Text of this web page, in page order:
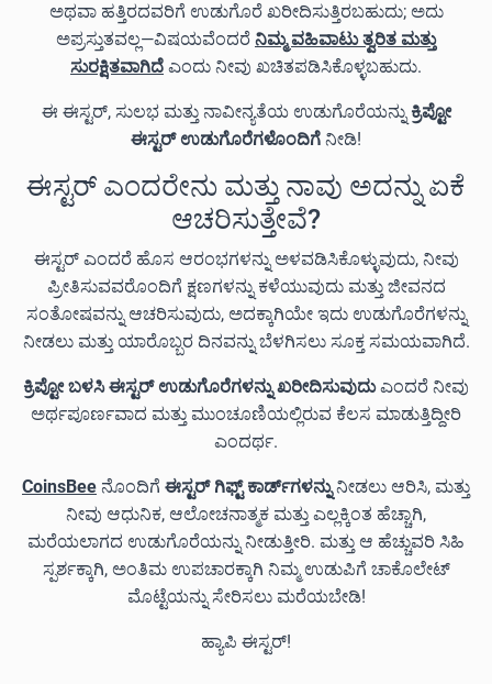
ಅಥವಾ ಹತ್ತಿರದವರಿಗೆ ಉಡುಗೊರೆ ಖರೀದಿಸುತ್ತಿರಬಹುದು; ಅದು
ಅಪ್ರಸ್ತುತವಲ್ಲ—ವಿಷಯವೆಂದರೆ ನಿಮ್ಮ ವಹಿವಾಟು ತ್ವರಿತ ಮತ್ತು
ಸುರಕ್ಷಿತವಾಗಿದೆ ಎಂದು ನೀವು ಖಚಿತಪಡಿಸಿಕೊಳ್ಳಬಹುದು.
ಈ ಈಸ್ಟರ್, ಸುಲಭ ಮತ್ತು ನಾವೀನ್ಯತೆಯ ಉಡುಗೊರೆಯನ್ನು ಕ್ರಿಪ್ಟೋ
ಈಸ್ಟರ್ ಉಡುಗೊರೆಗಳೊಂದಿಗೆ ನೀಡಿ!
ಈಸ್ಟರ್ ಎಂದರೇನು ಮತ್ತು ನಾವು ಅದನ್ನು ಏಕೆ
ಆಚರಿಸುತ್ತೇವೆ?
ಈಸ್ಟರ್ ಎಂದರೆ ಹೊಸ ಆರಂಭಗಳನ್ನು ಅಳವಡಿಸಿಕೊಳ್ಳುವುದು, ನೀವು
ಪ್ರೀತಿಸುವವರೊಂದಿಗೆ ಕ್ಷಣಗಳನ್ನು ಕಳೆಯುವುದು ಮತ್ತು ಜೀವನದ
ಸಂತೋಷವನ್ನು ಆಚರಿಸುವುದು, ಅದಕ್ಕಾಗಿಯೇ ಇದು ಉಡುಗೊರೆಗಳನ್ನು
ನೀಡಲು ಮತ್ತು ಯಾರೊಬ್ಬರ ದಿನವನ್ನು ಬೆಳಗಿಸಲು ಸೂಕ್ತ ಸಮಯವಾಗಿದೆ.
ಕ್ರಿಪ್ಟೋ ಬಳಸಿ ಈಸ್ಟರ್ ಉಡುಗೊರೆಗಳನ್ನು ಖರೀದಿಸುವುದುಎಂದರೆ ನೀವು
ಅರ್ಥಪೂರ್ಣವಾದ ಮತ್ತು ಮುಂಚೂಣಿಯಲ್ಲಿರುವ ಕೆಲಸ ಮಾಡುತ್ತಿದ್ದೀರಿ
ಎಂದರ್ಥ.
CoinsBee ನೊಂದಿಗೆ ಈಸ್ಟರ್ ಗಿಫ್ಟ್ ಕಾರ್ಡ್‌ಗಳನ್ನುನೀಡಲು ಆರಿಸಿ, ಮತ್ತು
ನೀವು ಆಧುನಿಕ, ಆಲೋಚನಾತ್ಮಕ ಮತ್ತು ಎಲ್ಲಕ್ಕಿಂತ ಹೆಚ್ಚಾಗಿ,
ಮರೆಯಲಾಗದ ಉಡುಗೊರೆಯನ್ನು ನೀಡುತ್ತೀರಿ. ಮತ್ತು ಆ ಹೆಚ್ಚುವರಿ ಸಿಹಿ
ಸ್ಪರ್ಶಕ್ಕಾಗಿ, ಅಂತಿಮ ಉಪಚಾರಕ್ಕಾಗಿ ನಿಮ್ಮ ಉಡುಪಿಗೆ ಚಾಕೊಲೇಟ್
ಮೊಟ್ಟೆಯನ್ನು ಸೇರಿಸಲು ಮರೆಯಬೇಡಿ!
ಹ್ಯಾಪಿ ಈಸ್ಟರ್!